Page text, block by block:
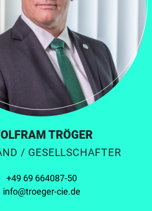
TRÖGER
/ GESELLSCHAFTER
+49 69 664087-50
info@troeger-cie.de